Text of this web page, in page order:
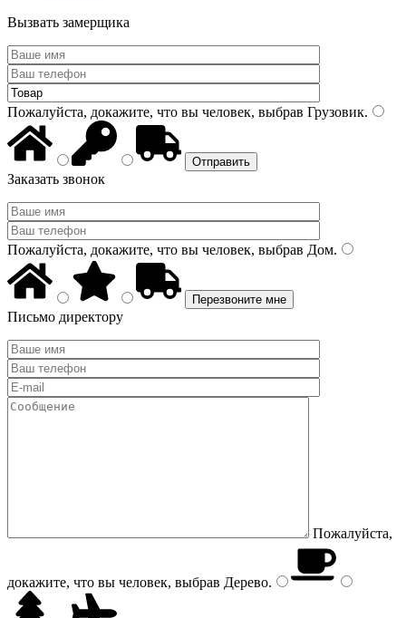
Вызвать замерщика
Пожалуйста, докажите, что вы человек, выбрав Грузовик.
Заказать звонок
Пожалуйста, докажите, что вы человек, выбрав Дом.
Письмо директору
Пожалуйста,
докажите, что вы человек, выбрав Дерево.